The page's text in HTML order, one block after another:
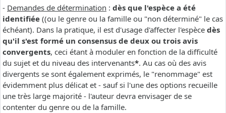
- Demandes de détermination : dès que l'espèce a été
identifiée ((ou le genre ou la famille ou "non déterminé" le cas
échéant). Dans la pratique, il est d'usage d'affecter l'espèce dès
qu'il s'est formé un consensus de deux ou trois avis
convergents, ceci étant à moduler en fonction de la difficulté
du sujet et du niveau des intervenants*. Au cas où des avis
divergents se sont également exprimés, le "renommage" est
évidemment plus délicat et - sauf si l'une des options recueille
une très large majorité - l'auteur devra envisager de se
contenter du genre ou de la famille.